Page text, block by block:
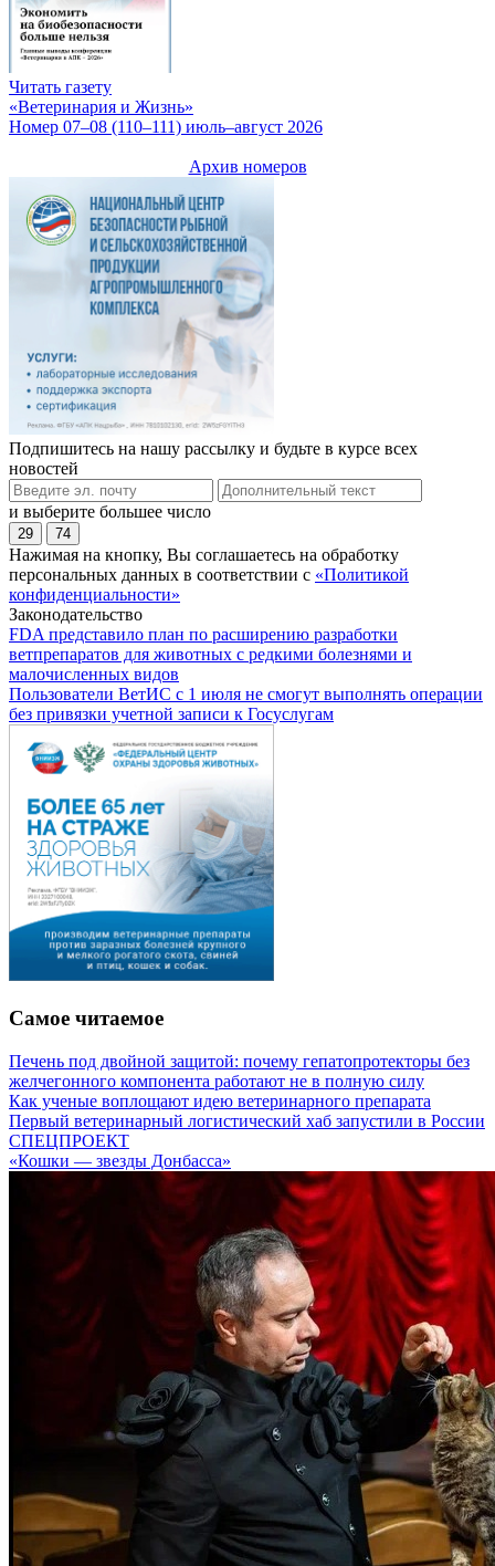
Читать газету
«Ветеринария и Жизнь»
Номер 07–08 (110–111) июль–август 2026
Архив номеров
Подпишитесь на нашу рассылку и будьте в курсе всех
новостей
и выберите большее число
29 74
Нажимая на кнопку, Вы соглашаетесь на обработку
персональных данных в соответствии с «Политикой
конфиденциальности»
Законодательство
FDA представило план по расширению разработки
ветпрепаратов для животных с редкими болезнями и
малочисленных видов
Пользователи ВетИС с 1 июля не смогут выполнять операции
без привязки учетной записи к Госуслугам
Самое читаемое
Печень под двойной защитой: почему гепатопротекторы без
желчегонного компонента работают не в полную силу
Как ученые воплощают идею ветеринарного препарата
Первый ветеринарный логистический хаб запустили в России
СПЕЦПРОЕКТ
«Кошки — звезды Донбасса»